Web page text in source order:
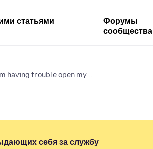
статьями
Форумы
сообщества
having trouble open my...
себя за службу